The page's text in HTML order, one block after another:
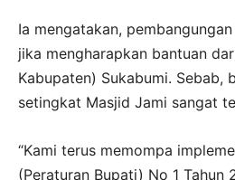
Ia mengatakan,
jika mengharapkan bantuan
Kabupaten) Sukabumi. Sebab,
setingkat Masjid Jami sangat
“Kami terus memompa
(Peraturan Bupati) No 1 Tahun